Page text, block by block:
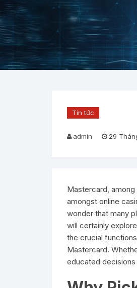
Tin tức
admin 29
Mastercard,
amongst online
wonder that many
will certainly
the crucial
Mastercard.
educated decisions